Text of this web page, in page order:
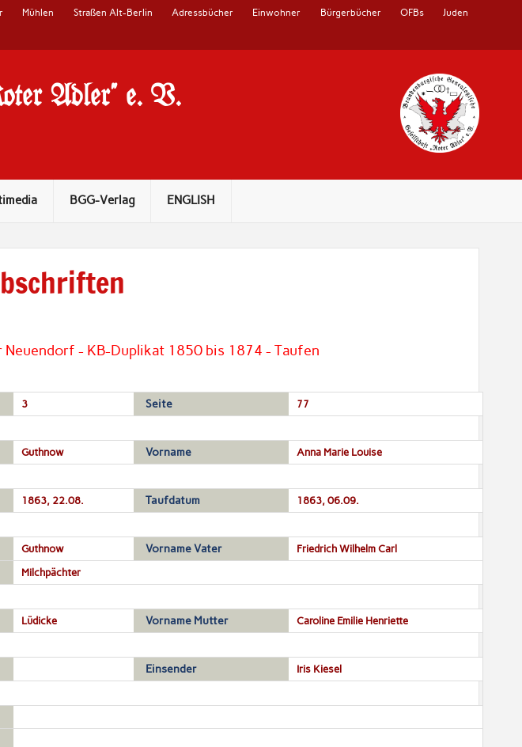
Mühlen Straßen Alt-Berlin Adressbücher Einwohner Bürgerbücher OFBs Juden
Adler" e. V.
BGG-Verlag ENGLISH
Neuendorf - KB-Duplikat 1850 bis 1874 - Taufen
3 Seite 77
Guthnow Vorname Anna Marie Louise
1863, 22.08. Taufdatum 1863, 06.09.
Guthnow Vorname Vater Friedrich Wilhelm Carl
Milchpächter
Lüdicke Vorname Mutter Caroline Emilie Henriette
Einsender Iris Kiesel